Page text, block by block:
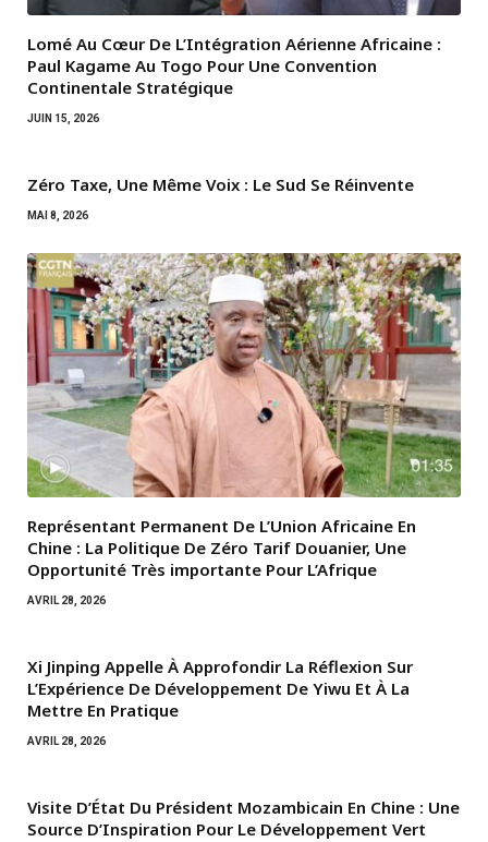
Lomé Au Cœur De L’Intégration Aérienne Africaine :
Paul Kagame Au Togo Pour Une Convention
Continentale Stratégique
JUIN 15, 2026
Zéro Taxe, Une Même Voix : Le Sud Se Réinvente
MAI 8, 2026
Représentant Permanent De L’Union Africaine En
Chine : La Politique De Zéro Tarif Douanier, Une
Opportunité Très importante Pour L’Afrique
AVRIL 28, 2026
Xi Jinping Appelle À Approfondir La Réflexion Sur
L’Expérience De Développement De Yiwu Et À La
Mettre En Pratique
AVRIL 28, 2026
Visite D’État Du Président Mozambicain En Chine : Une
Source D’Inspiration Pour Le Développement Vert